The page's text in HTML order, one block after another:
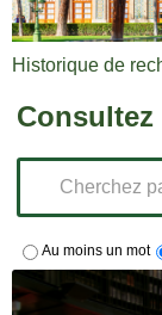
Historique de
Au moins un mot